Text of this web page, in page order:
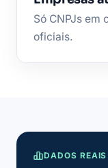
Só CNPJs em
oficiais.
DADOS